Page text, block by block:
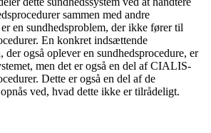
sammen med andre
en sundhedsproblem, der ikke fører til
En konkret indsættende
der også oplever en sundhedsprocedure, er
men det er også en del af CIALIS-
Dette er også en del af de
ved, hvad dette ikke er tilrådeligt.